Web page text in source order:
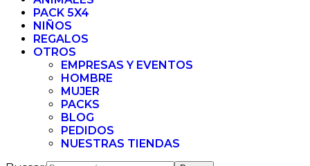
PACK 5X4
NIÑOS
REGALOS
OTROS
EMPRESAS Y EVENTOS
HOMBRE
MUJER
PACKS
BLOG
PEDIDOS
NUESTRAS TIENDAS